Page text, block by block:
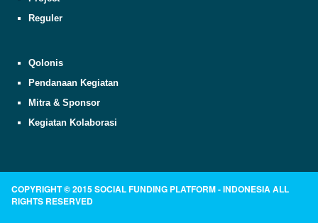
Reguler
Qolonis
Pendanaan Kegiatan
Mitra & Sponsor
Kegiatan Kolaborasi
COPYRIGHT © 2015 SOCIAL FUNDING PLATFORM - INDONESIA ALL
RIGHTS RESERVED